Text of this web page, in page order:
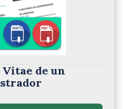
de un